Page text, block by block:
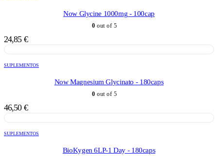
Now Glycine 1000mg - 100cap
0 out of 5
24,85 €
SUPLEMENTOS
Now Magnesium Glycinato - 180caps
0 out of 5
46,50 €
SUPLEMENTOS
BioKygen 6LP-1 Day - 180caps